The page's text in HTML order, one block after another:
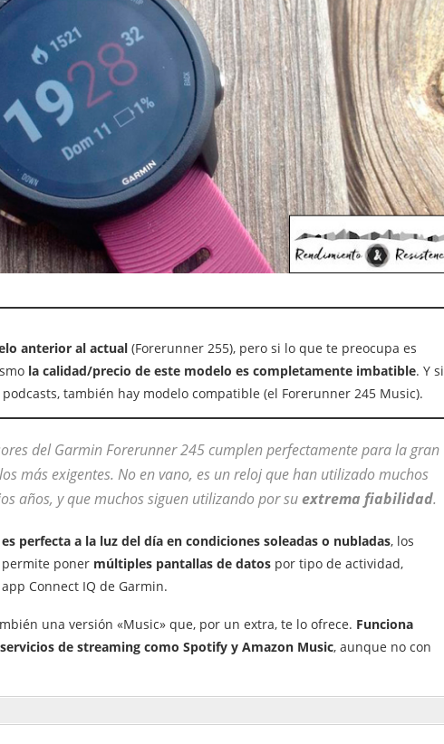
anterior al actual (Forerunner 255), pero si lo que te preocupa es
la calidad/precio de este modelo es completamente imbatible. Y si
también hay modelo compatible (el Forerunner 245 Music).
del Garmin Forerunner 245 cumplen perfectamente para la gran
más exigentes. No en vano, es un reloj que han utilizado muchos
años, y que muchos siguen utilizando por suextrema fiabilidad.
perfecta a la luz del día en condiciones soleadas o nubladas, los
poner múltiples pantallas de datos por tipo de actividad,
Connect IQ de Garmin.
una versión «Music» que, por un extra, te lo ofrece. Funciona
de streaming como Spotify y Amazon Music, aunque no con